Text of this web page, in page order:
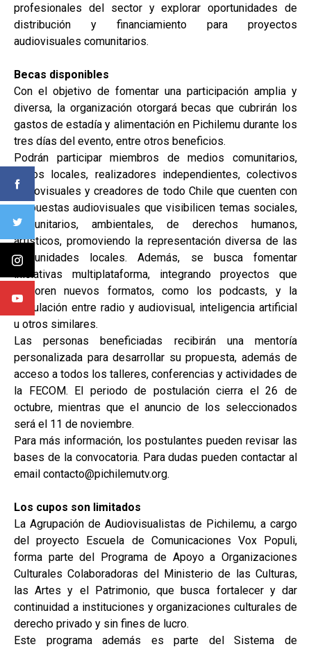
profesionales del sector y explorar oportunidades de
distribución y financiamiento para proyectos
audiovisuales comunitarios.
Becas disponibles
Con el objetivo de fomentar una participación amplia y
diversa, la organización otorgará becas que cubrirán los
gastos de estadía y alimentación en Pichilemu durante los
tres días del evento, entre otros beneficios.
Podrán participar miembros de medios comunitarios,
radios locales, realizadores independientes, colectivos
audiovisuales y creadores de todo Chile que cuenten con
propuestas audiovisuales que visibilicen temas sociales,
comunitarios, ambientales, de derechos humanos,
artísticos, promoviendo la representación diversa de las
comunidades locales. Además, se busca fomentar
iniciativas multiplataforma, integrando proyectos que
exploren nuevos formatos, como los podcasts, y la
vinculación entre radio y audiovisual, inteligencia artificial
u otros similares.
Las personas beneficiadas recibirán una mentoría
personalizada para desarrollar su propuesta, además de
acceso a todos los talleres, conferencias y actividades de
la FECOM. El periodo de postulación cierra el 26 de
octubre, mientras que el anuncio de los seleccionados
será el 11 de noviembre.
Para más información, los postulantes pueden revisar las
bases de la convocatoria. Para dudas pueden contactar al
email contacto@pichilemutv.org.
Los cupos son limitados
La Agrupación de Audiovisualistas de Pichilemu, a cargo
del proyecto Escuela de Comunicaciones Vox Populi,
forma parte del Programa de Apoyo a Organizaciones
Culturales Colaboradoras del Ministerio de las Culturas,
las Artes y el Patrimonio, que busca fortalecer y dar
continuidad a instituciones y organizaciones culturales de
derecho privado y sin fines de lucro.
Este programa además es parte del Sistema de